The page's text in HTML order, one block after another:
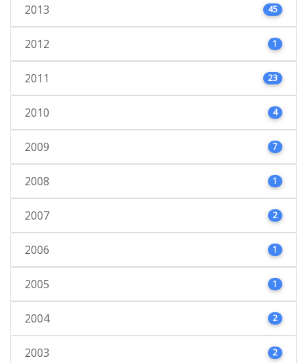
2013 45
2012 1
2011 23
2010 4
2009 7
2008 1
2007 2
2006 1
2005 1
2004 2
2003 2